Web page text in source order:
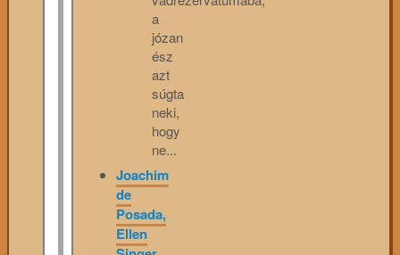
a
józan
ész
azt
súgta
neki,
hogy
ne...
Joachim
de
Posada,
Ellen